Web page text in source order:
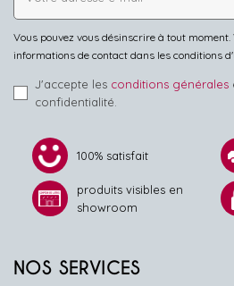
Vous pouvez vous désinscrire à tout
informations de contact dans les conditions
J'accepte les conditions générales
confidentialité.
100% satisfait
produits visibles en
showroom
NOS SERVICES